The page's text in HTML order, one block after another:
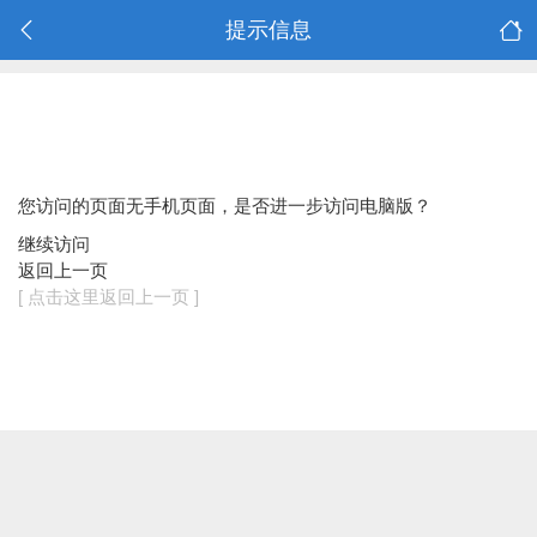
提示信息
您访问的页面无手机页面，是否进一步访问电脑版？
继续访问
返回上一页
[ 点击这里返回上一页 ]